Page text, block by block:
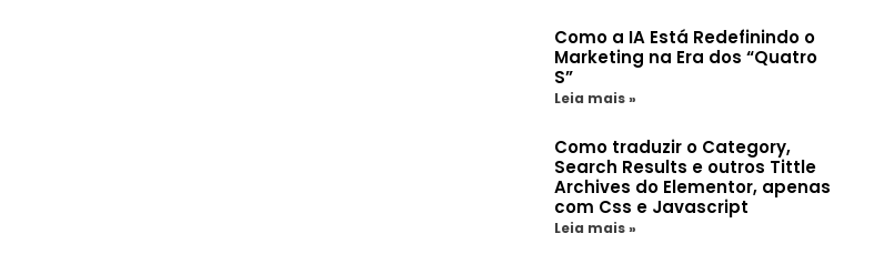
Como a IA Está Redefinindo o
Marketing na Era dos “Quatro
S”
Leia mais »
Como traduzir o Category,
Search Results e outros Tittle
Archives do Elementor, apenas
com Css e Javascript
Leia mais »